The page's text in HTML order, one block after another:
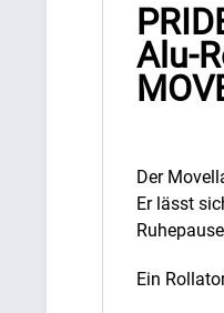
Alu-
Der
Er lässt
Ein